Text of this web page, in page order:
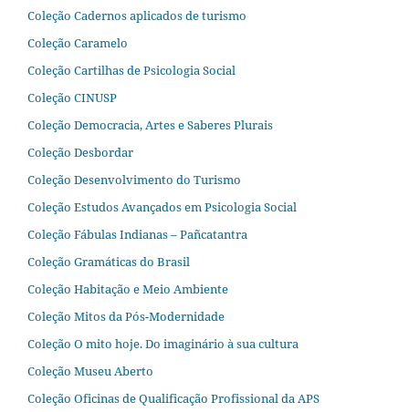
Coleção Cadernos aplicados de turismo
Coleção Caramelo
Coleção Cartilhas de Psicologia Social
Coleção CINUSP
Coleção Democracia, Artes e Saberes Plurais
Coleção Desbordar
Coleção Desenvolvimento do Turismo
Coleção Estudos Avançados em Psicologia Social
Coleção Fábulas Indianas – Pañcatantra
Coleção Gramáticas do Brasil
Coleção Habitação e Meio Ambiente
Coleção Mitos da Pós-Modernidade
Coleção O mito hoje. Do imaginário à sua cultura
Coleção Museu Aberto
Coleção Oficinas de Qualificação Profissional da APS